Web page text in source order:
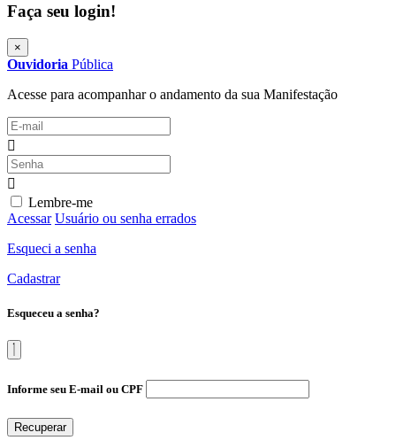
Faça seu login!
×
Ouvidoria Pública
Acesse para acompanhar o andamento da sua Manifestação
Lembre-me
Acessar Usuário ou senha errados
Esqueci a senha
Cadastrar
Esqueceu a senha?
Informe seu E-mail ou CPF
Recuperar